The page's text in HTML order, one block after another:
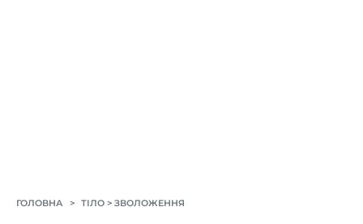
ГОЛОВНА > ТІЛО > ЗВОЛОЖЕННЯ